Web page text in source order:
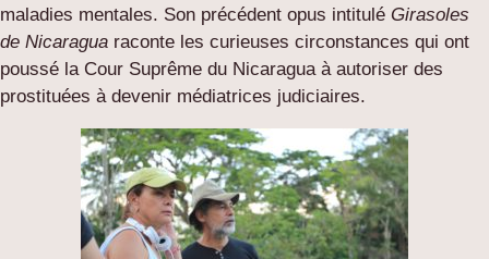
maladies mentales. Son précédent opus intitulé Girasoles
de Nicaragua raconte les curieuses circonstances qui ont
poussé la Cour Suprême du Nicaragua à autoriser des
prostituées à devenir médiatrices judiciaires.